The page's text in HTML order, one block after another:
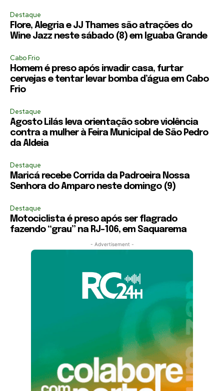
Destaque
Flore, Alegria e JJ Thames são atrações do
Wine Jazz neste sábado (8) em Iguaba Grande
Cabo Frio
Homem é preso após invadir casa, furtar
cervejas e tentar levar bomba d’água em Cabo
Frio
Destaque
Agosto Lilás leva orientação sobre violência
contra a mulher à Feira Municipal de São Pedro
da Aldeia
Destaque
Maricá recebe Corrida da Padroeira Nossa
Senhora do Amparo neste domingo (9)
Destaque
Motociclista é preso após ser flagrado
fazendo “grau” na RJ-106, em Saquarema
- Advertisement -